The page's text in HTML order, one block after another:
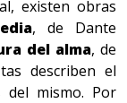
existen obras
, de Dante
del alma, de
describen el
del mismo. Por